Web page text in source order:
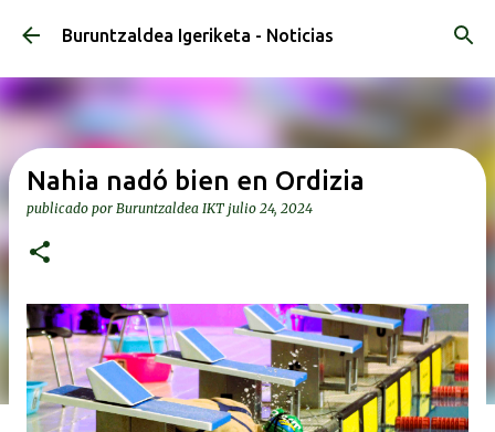
Ir al contenido principal
Buruntzaldea Igeriketa - Noticias
Nahia nadó bien en Ordizia
publicado por Buruntzaldea IKT julio 24, 2024